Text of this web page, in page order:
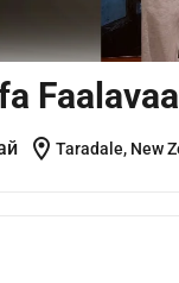
location_on Taradale, New